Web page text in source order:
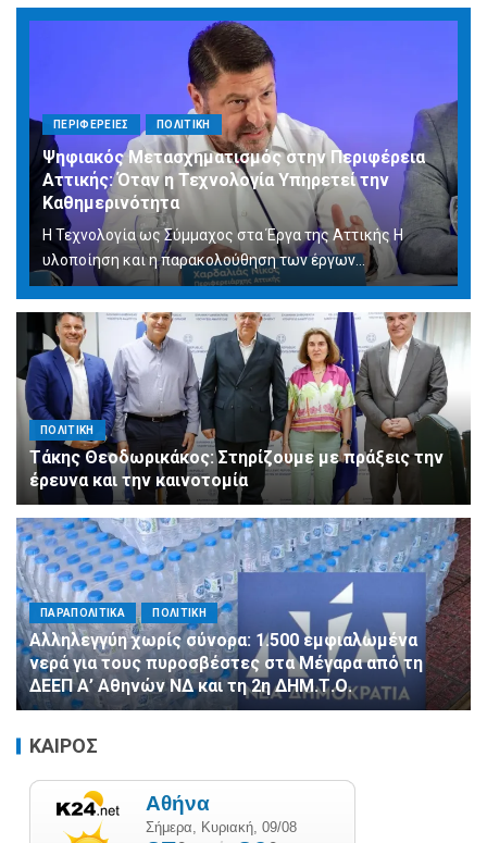
ΠΕΡΙΦΕΡΕΙΕΣ ΠΟΛΙΤΙΚΗ
Ψηφιακός Μετασχηματισμός στην Περιφέρεια
Αττικής: Όταν η Τεχνολογία Υπηρετεί την
Καθημερινότητα
Η Τεχνολογία ως Σύμμαχος στα Έργα της Αττικής Η
υλοποίηση και η παρακολούθηση των έργων...
ΠΟΛΙΤΙΚΗ
Τάκης Θεοδωρικάκος: Στηρίζουμε με πράξεις την
έρευνα και την καινοτομία
ΠΑΡΑΠΟΛΙΤΙΚΑ ΠΟΛΙΤΙΚΗ
Αλληλεγγύη χωρίς σύνορα: 1.500 εμφιαλωμένα
νερά για τους πυροσβέστες στα Μέγαρα από τη
ΔΕΕΠ Α’ Αθηνών ΝΔ και τη 2η ΔΗΜ.Τ.Ο.
ΚΑΙΡΟΣ